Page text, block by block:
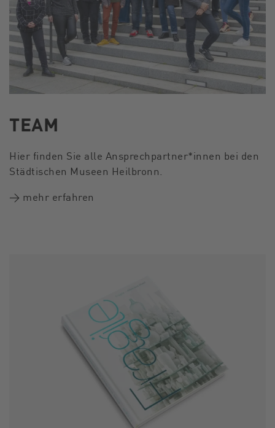
TEAM
Hier finden Sie alle Ansprechpartner*innen bei den
Städtischen Museen Heilbronn.
→ mehr erfahren